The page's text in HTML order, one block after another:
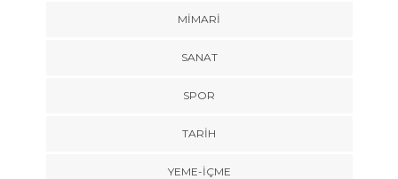
MIMARI
SANAT
SPOR
TARİH
YEME-İÇME